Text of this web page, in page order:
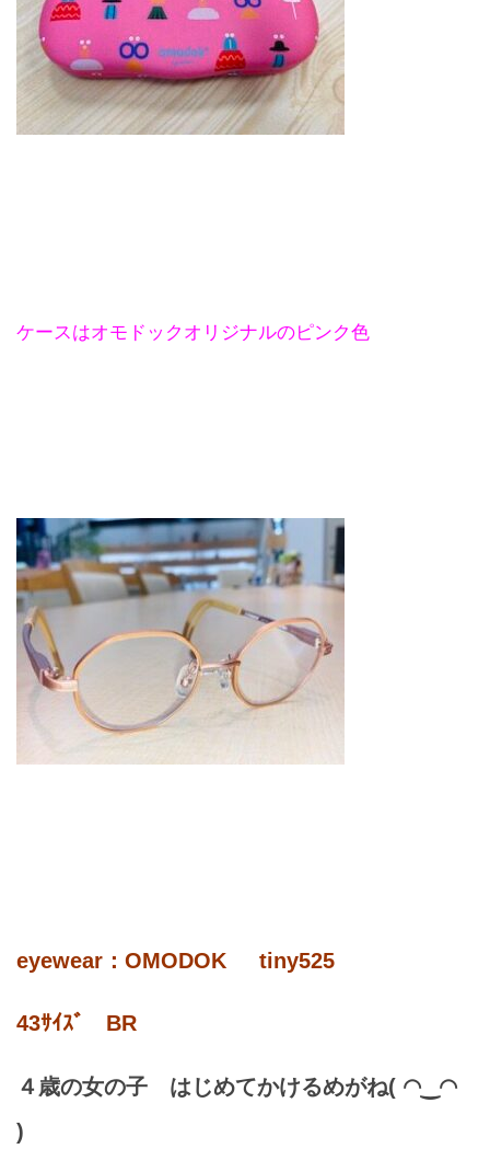
ケースはオモドックオリジナルのピンク色
eyewear：OMODOK tiny525
43ｻｲｽﾞ BR
４歳の女の子 はじめてかけるめがね( ◠‿◠
)